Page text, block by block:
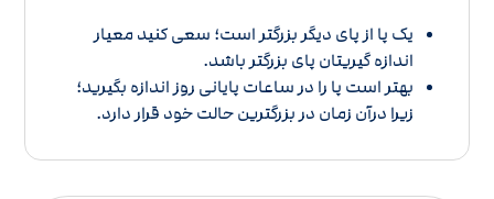
یک پا از پای دیگر بزرگتر است؛ سعی کنید معیار
اندازه گیریتان پای بزرگتر باشد.
بهتر است پا را در ساعات پایانی روز اندازه بگیرید؛
زیرا درآن زمان در بزرگترین حالت خود قرار دارد.